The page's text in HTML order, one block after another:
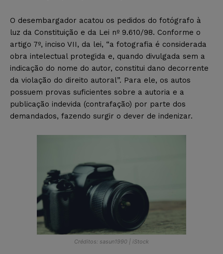
O desembargador acatou os pedidos do fotógrafo à
luz da Constituição e da Lei nº 9.610/98. Conforme o
artigo 7º, inciso VII, da lei, “a fotografia é considerada
obra intelectual protegida e, quando divulgada sem a
indicação do nome do autor, constitui dano decorrente
da violação do direito autoral”. Para ele, os autos
possuem provas suficientes sobre a autoria e a
publicação indevida (contrafação) por parte dos
demandados, fazendo surgir o dever de indenizar.
Créditos: sasun1990 | iStock